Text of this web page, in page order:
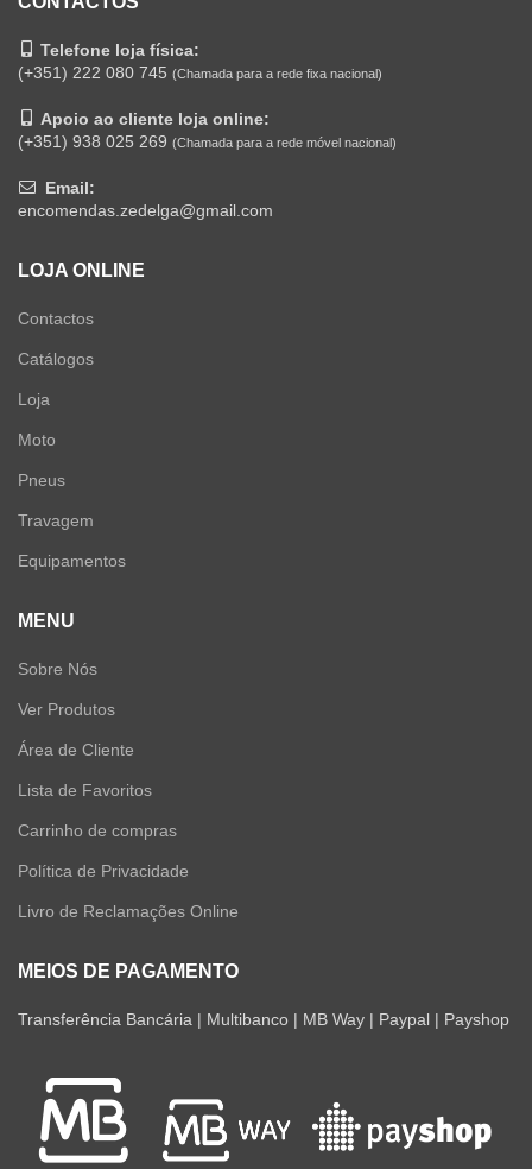
Telefone loja física:
(+351) 222 080 745 (Chamada para a rede fixa nacional)
Apoio ao cliente loja online:
(+351) 938 025 269 (Chamada para a rede móvel nacional)
Email:
encomendas.zedelga@gmail.com
LOJA ONLINE
Contactos
Catálogos
Loja
Moto
Pneus
Travagem
Equipamentos
MENU
Sobre Nós
Ver Produtos
Área de Cliente
Lista de Favoritos
Carrinho de compras
Política de Privacidade
Livro de Reclamações Online
MEIOS DE PAGAMENTO
Transferência Bancária | Multibanco | MB Way | Paypal | Payshop